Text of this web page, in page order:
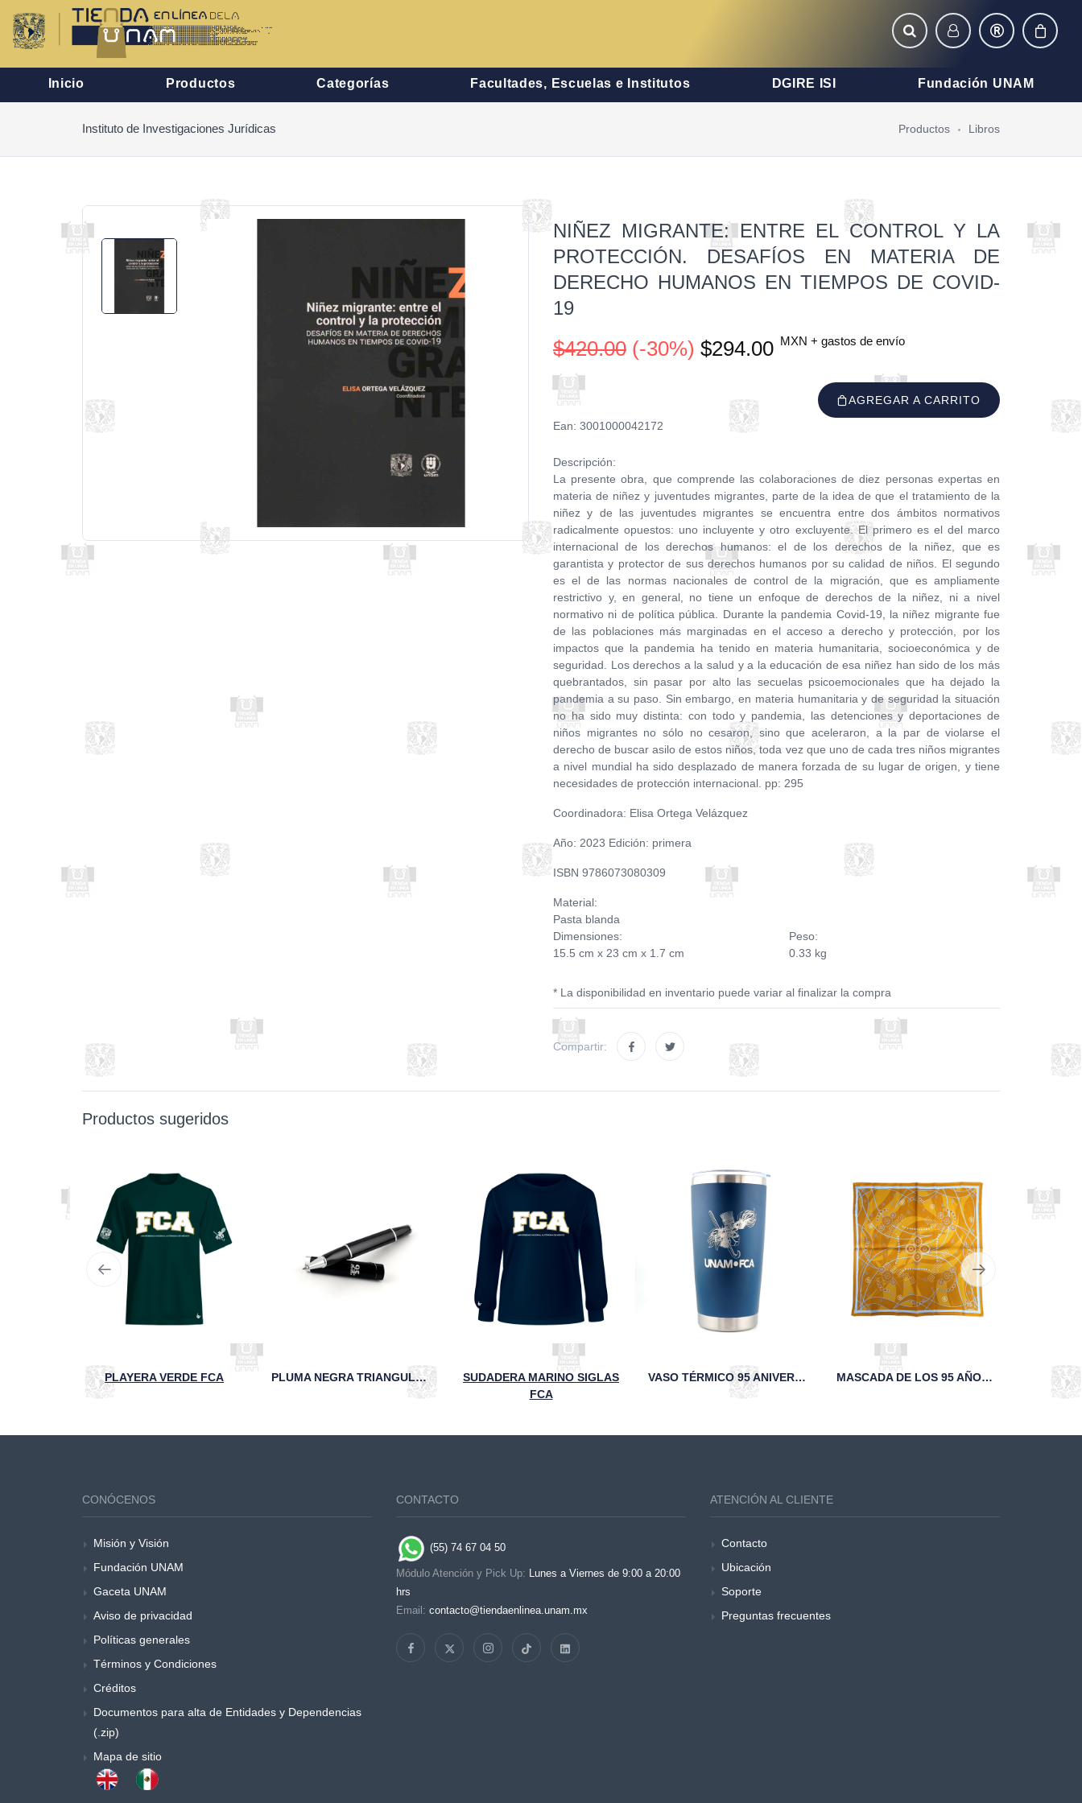
Inicio Productos Categorías Facultades, Escuelas e Institutos DGIRE ISI Fundación UNAM
Instituto de Investigaciones Jurídicas Productos Libros
NIÑEZ MIGRANTE: ENTRE EL CONTROL Y LA
PROTECCIÓN. DESAFÍOS EN MATERIA DE
DERECHO HUMANOS EN TIEMPOS DE COVID-
19
$420.00 (-30%) $294.00 MXN + gastos de envío
AGREGAR A CARRITO
Ean: 3001000042172
Descripción:
La presente obra, que comprende las colaboraciones de diez personas expertas en
materia de niñez y juventudes migrantes, parte de la idea de que el tratamiento de la
niñez y de las juventudes migrantes se encuentra entre dos ámbitos normativos
radicalmente opuestos: uno incluyente y otro excluyente. El primero es el del marco
internacional de los derechos humanos: el de los derechos de la niñez, que es
garantista y protector de sus derechos humanos por su calidad de niños. El segundo
es el de las normas nacionales de control de la migración, que es ampliamente
restrictivo y, en general, no tiene un enfoque de derechos de la niñez, ni a nivel
normativo ni de política pública. Durante la pandemia Covid-19, la niñez migrante fue
de las poblaciones más marginadas en el acceso a derecho y protección, por los
impactos que la pandemia ha tenido en materia humanitaria, socioeconómica y de
seguridad. Los derechos a la salud y a la educación de esa niñez han sido de los más
quebrantados, sin pasar por alto las secuelas psicoemocionales que ha dejado la
pandemia a su paso. Sin embargo, en materia humanitaria y de seguridad la situación
no ha sido muy distinta: con todo y pandemia, las detenciones y deportaciones de
niños migrantes no sólo no cesaron, sino que aceleraron, a la par de violarse el
derecho de buscar asilo de estos niños, toda vez que uno de cada tres niños migrantes
a nivel mundial ha sido desplazado de manera forzada de su lugar de origen, y tiene
necesidades de protección internacional. pp: 295
Coordinadora: Elisa Ortega Velázquez
Año: 2023 Edición: primera
ISBN 9786073080309
Material:
Pasta blanda
Dimensiones:
15.5 cm x 23 cm x 1.7 cm
Peso:
0.33 kg
* La disponibilidad en inventario puede variar al finalizar la compra
Compartir:
Productos sugeridos
PLAYERA VERDE FCA PLUMA NEGRA TRIANGULAR 95 AÑOS UNAM
SUDADERA MARINO SIGLAS
FCA
VASO TÉRMICO 95 ANIVERSARIO FCA UNAM MARINO MASCADA DE LOS 95 AÑOS DE LA FCA
CONÓCENOS
Misión y Visión
Fundación UNAM
Gaceta UNAM
Aviso de privacidad
Políticas generales
Términos y Condiciones
Créditos
Documentos para alta de Entidades y Dependencias
(.zip)
Mapa de sitio
CONTACTO
(55) 74 67 04 50
Módulo Atención y Pick Up: Lunes a Viernes de 9:00 a 20:00
hrs
Email: contacto@tiendaenlinea.unam.mx
ATENCIÓN AL CLIENTE
Contacto
Ubicación
Soporte
Preguntas frecuentes